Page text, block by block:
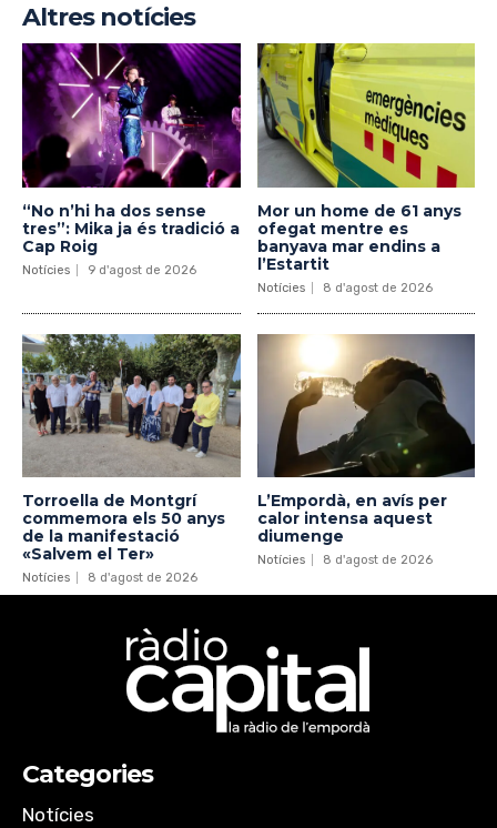
Altres notícies
“No n’hi ha dos sense
tres”: Mika ja és tradició a
Cap Roig
Notícies 9 d'agost de 2026
Mor un home de 61 anys
ofegat mentre es
banyava mar endins a
l’Estartit
Notícies 8 d'agost de 2026
Torroella de Montgrí
commemora els 50 anys
de la manifestació
«Salvem el Ter»
Notícies 8 d'agost de 2026
L’Empordà, en avís per
calor intensa aquest
diumenge
Notícies 8 d'agost de 2026
Categories
Notícies